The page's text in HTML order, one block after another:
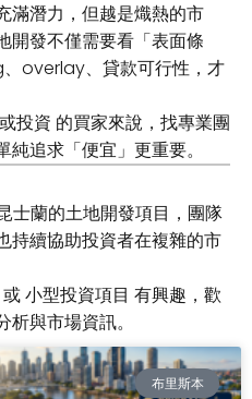
滿潛力，但越是熾熱的市
開發不僅需要看「表面條
overlay、貸款可行性，才
投資 的買家來說，找專業團
追求「便宜」更重要。
士蘭的土地開發項目，團隊
持續協助投資者在複雜的市
或小型投資項目 有興趣，歡
與市場資訊。
布里斯本